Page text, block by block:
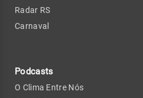
Radar RS
Carnaval
Podcasts
O Clima Entre Nós